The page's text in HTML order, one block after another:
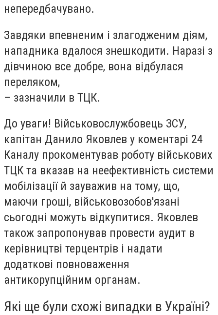
непередбачувано.
Завдяки впевненим і злагодженим діям,
нападника вдалося знешкодити. Наразі з
дівчиною все добре, вона відбулася
переляком,
– зазначили в ТЦК.
До уваги! Військовослужбовець ЗСУ,
капітан Данило Яковлев у коментарі 24
Каналу прокоментував роботу військових
ТЦК та вказав на неефективність системи
мобілізації й зауважив на тому, що,
маючи гроші, військовозобов'язані
сьогодні можуть відкупитися. Яковлев
також запропонував провести аудит в
керівництві терцентрів і надати
додаткові повноваження
антикорупційним органам.
Які ще були схожі випадки в Україні?